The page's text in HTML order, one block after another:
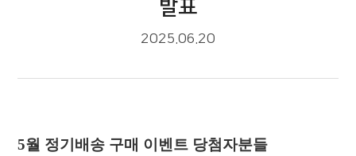
발표
2025.06.20
5월 정기배송 구매 이벤트 당첨자분들